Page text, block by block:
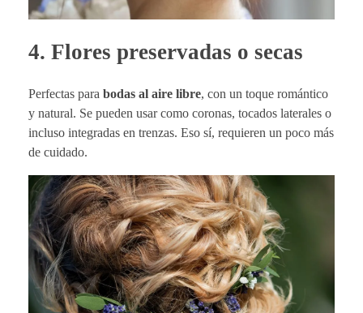
4. Flores preservadas o secas
Perfectas para bodas al aire libre, con un toque romántico
y natural. Se pueden usar como coronas, tocados laterales o
incluso integradas en trenzas. Eso sí, requieren un poco más
de cuidado.